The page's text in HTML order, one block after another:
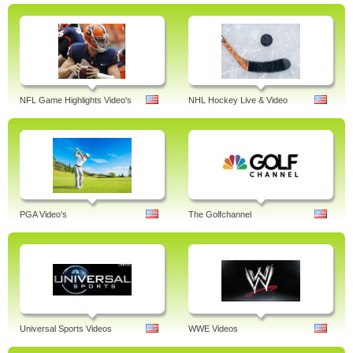
NFL Game Highlights Video's NHL Hockey Live & Video
PGA Video's The Golfchannel
Universal Sports Videos WWE Videos